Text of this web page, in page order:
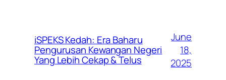
iSPEKS Kedah: Era Baharu
Pengurusan Kewangan Negeri
Yang Lebih Cekap & Telus
June
18,
2025